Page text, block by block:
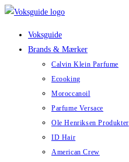
Skip
Voksguide
Brands & Mærker
Calvin Klein Parfume
Ecooking
Moroccanoil
Parfume Versace
Ole Henriksen Produkter
ID Hair
American Crew